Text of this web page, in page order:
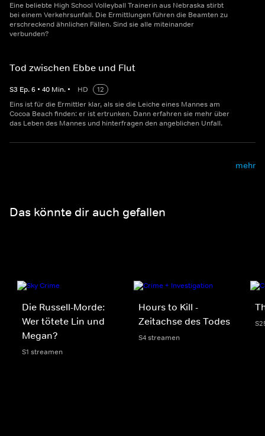
Eine beliebte High School Volleyball Trainerin aus Nebraska stirbt
bei einem Verkehrsunfall. Die Ermittlungen führen die Beamten zu
erschreckend ähnlichen Fällen. Sind sie alle miteinander
verbunden?
Tod zwischen Ebbe und Flut
S3 Ep.6 • 40 Min. • HD
12
Eins ist für die Ermittler klar, als sie die Leiche eines Mannes am
Cocoa Beach finden: er ist ertrunken. Dann erfahren sie mehr über
das Leben des Mannes und hinterfragen den angeblichen Unfall.
mehr
Das könnte dir auch gefallen
Die Russell-Morde:
Wer tötete Lin und
Megan?
S1 streamen
Hours to Kill -
Zeitachse des Todes
S4 streamen